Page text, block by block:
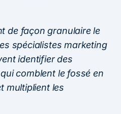
de façon granulaire le
spécialistes marketing
identifier des
comblent le fossé en
multiplient les